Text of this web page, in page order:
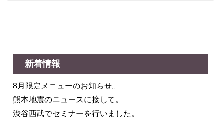
新着情報
8月限定メニューのお知らせ。
熊本地震のニュースに接して。
渋谷西武でセミナーを行いました。